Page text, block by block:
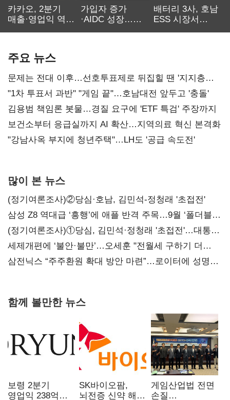
카카오, 2분기
매출·영업익 역대
가입자 증가
·AIDC 성장…
배터리 3사, 호남
ESS 시장서
주요 뉴스
문제는 전대 이후…선호투표제로 뒤집힐 땐 '지지층
불복'
"1차 투표서 과반" "게임 끝"…호남대전 앞두고 '충돌'
김용범 책임론 봇물…경질 요구에 'ETF 특검' 주장까지
보건소부터 응급실까지 AI 확산…지역의료 혁신 본격화
"강남사옥 부지에 청년주택"…LH도 '공급 속도전'
많이 본 뉴스
(정기여론조사)②당심·호남, 김민석-정청래 '초접전'
삼성 Z8 역대급 ‘흥행’에 애플 반격 주목…9월 ‘폴더블
대전’
(정기여론조사)①당심, 김민석·정청래 '초접전'…대통령
지지도 '50% 아래로'(종합)
세제개편에 ‘불안·불만’…오세훈 "전월세 구하기 더
힘들어질 것"
삼전닉스 “주주환원 확대 방안 마련”…로이터에 성명
함께 볼만한 뉴스
보령 2분기
영업익 238억…
SK바이오팜,
뇌전증 신약 해외
게임산업법 전면
손질